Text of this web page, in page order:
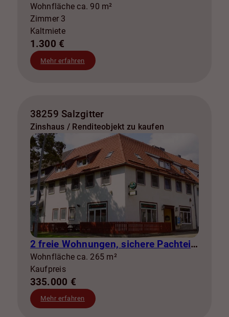
Wohnfläche ca. 90 m²
Zimmer 3
Kaltmiete
1.300 €
Mehr erfahren
38259 Salzgitter
Zinshaus / Renditeobjekt zu kaufen
2 freie Wohnungen, sichere Pachteinnahmen & eigene Stromerzeugung
Wohnfläche ca. 265 m²
Kaufpreis
335.000 €
Mehr erfahren